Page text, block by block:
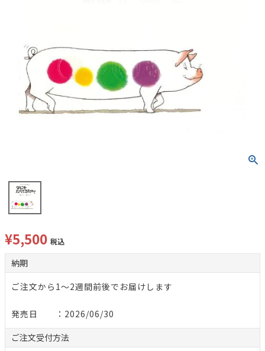
¥5,500 税込
納期
ご注文から1～2週間前後でお届けします
発売日 ：2026/06/30
ご注文受付方法